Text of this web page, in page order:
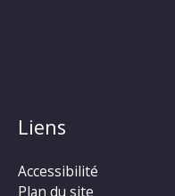
Liens
Accessibilité
Plan du site